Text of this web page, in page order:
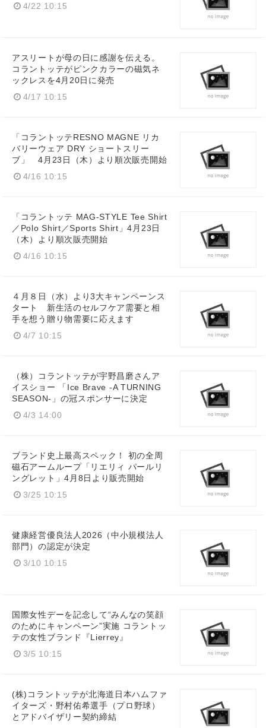
4/22 10:15
アスリートが母の日に感謝を伝える。
コラントッテがピンクカラーの磁気ネ
ックレスを4月20日に発売
4/17 10:15
「コラントッテRESNO MAGNE リカ
バリーウェア DRY ショートスリー
ブ」 4月23日（木）より順次販売開始
4/16 10:15
「コラントッテ MAG-STYLE Tee Shirt
／Polo Shirt／Sports Shirt」4月23日
（木）より順次販売開始
4/16 10:15
４月８日（水）より3大キャンペーンス
タート 新生活のセルフケア需要と相
手を想う贈り物需要に応えます
4/7 10:15
（株）コラントッテが宇野昌磨さんア
イスショー 「Ice Brave -A TURNING
SEASON-」の冠スポンサーに決定
4/3 14:00
ブランド史上最高スペック！ 初の全周
磁石アームループ「リエリィ パールリ
ングレット」4月8日より販売開始
3/25 10:15
健康経営優良法人2026（中小規模法人
部門）の認定が決定
3/10 10:15
国際女性デーを記念して“みんなの笑顔
のためにキャンペーン”実施 コラントッ
テの女性ブランド『Lierrey』
3/5 10:15
(株)コラントッテが北海道日本ハムファ
イターズ・野村佑希選手（プロ野球）
とアドバイザリー契約締結